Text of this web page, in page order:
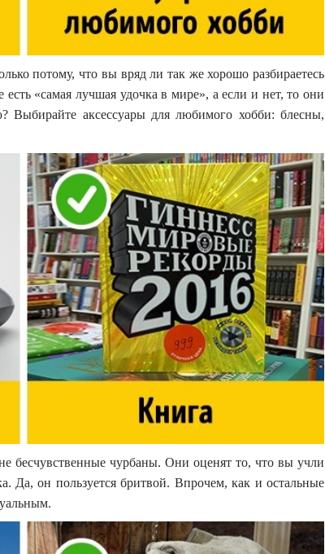
потому, что вы вряд ли так же хорошо разбираетесь
«самая лучшая удочка в мире», а если и нет, то они
Выбирайте аксессуары для любимого хобби: блесны,
чурбаны. Они оценят то, что вы учли
Да, он пользуется бритвой. Впрочем, как и остальные